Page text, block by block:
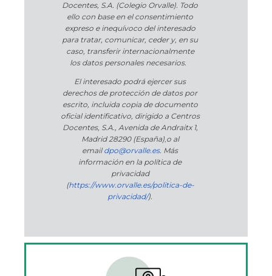
Docentes, S.A. (Colegio Orvalle). Todo
ello con base en el consentimiento
expreso e inequívoco del interesado
para tratar, comunicar, ceder y, en su
caso, transferir internacionalmente
los datos personales necesarios.
El interesado podrá ejercer sus
derechos de protección de datos por
escrito, incluida copia de documento
oficial identificativo, dirigido a Centros
Docentes, S.A., Avenida de Andraitx 1,
Madrid 28290 (España), o al
emaildpo@orvalle.es. Más
información en la política de
privacidad
(https://www.orvalle.es/politica-de-
privacidad/).